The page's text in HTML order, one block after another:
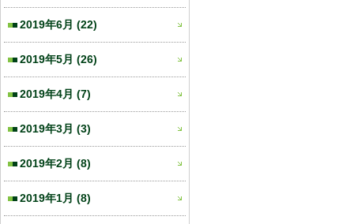
2019年6月 (22)
2019年5月 (26)
2019年4月 (7)
2019年3月 (3)
2019年2月 (8)
2019年1月 (8)